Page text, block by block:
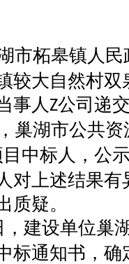
市柘皋镇人
较大自然村
事人Z公司递
巢湖市公共
中标人，公
对上述结果
质疑。
，建设单位巢
标通知书，